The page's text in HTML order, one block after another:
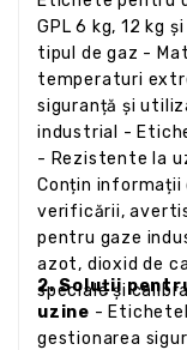
GPL 6 kg, 12 kg
tipul de gaz -
temperaturi
siguranță și
industrial -
- Rezistente la
Conțin
verificării,
pentru gaze
azot, dioxid de
speciale și
2. Soluții
uzine -
gestionarea